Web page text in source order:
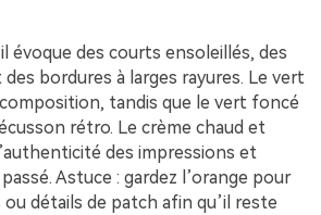
évoque des courts ensoleillés, des
bordures à larges rayures. Le vert
tandis que le vert foncé
rétro. Le crème chaud et
des impressions et
Astuce : gardez l’orange pour
détails de patch afin qu’il reste